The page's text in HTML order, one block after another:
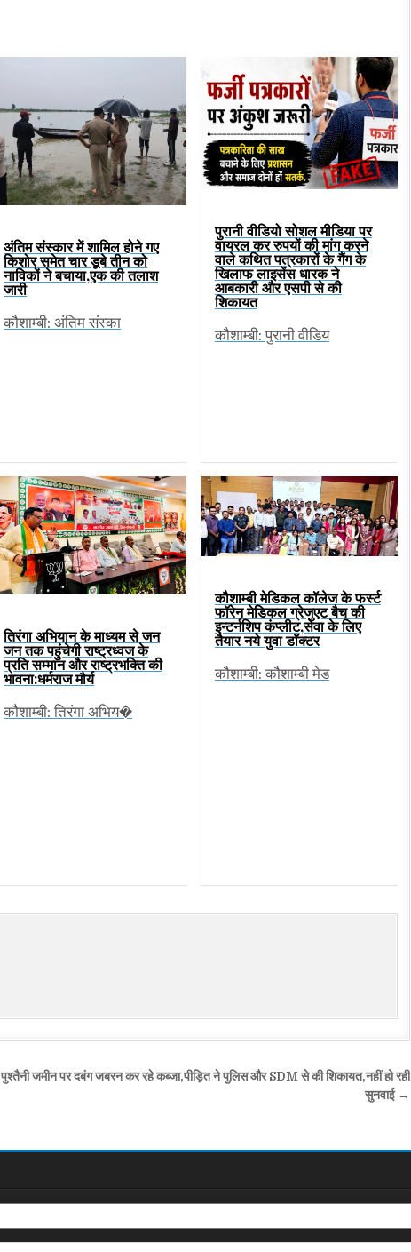
अंतिम संस्कार में शामिल होने गए
किशोर समेत चार डूबे तीन को
नाविकों ने बचाया,एक की तलाश
जारी
कौशाम्बी: अंतिम संस्का
पुरानी वीडियो सोशल मीडिया पर
वायरल कर रुपयों की मांग करने
वाले कथित पत्रकारों के गैंग के
खिलाफ लाइसेंस धारक ने
आबकारी और एसपी से की
शिकायत
कौशाम्बी: पुरानी वीडिय
तिरंगा अभियान के माध्यम से जन
जन तक पहुंचेगी राष्ट्रध्वज के
प्रति सम्मान और राष्ट्रभक्ति की
भावना:धर्मराज मौर्य
कौशाम्बी: तिरंगा अभिय�
कौशाम्बी मेडिकल कॉलेज के फर्स्ट
फॉरेन मेडिकल ग्रेजुएट बैच की
इन्टर्नशिप कंप्लीट,सेवा के लिए
तैयार नये युवा डॉक्टर
कौशाम्बी: कौशाम्बी मेड
पुश्तैनी जमीन पर दबंग जबरन कर रहे कब्जा,पीड़ित ने पुलिस और SDM से की शिकायत,नहीं हो रही
सुनवाई →